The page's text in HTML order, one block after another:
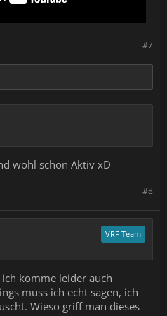
#7
wohl schon Aktiv xD
#8
VRF Team
komme leider auch
muss ich echt sagen, ich
Wieso griff man dieses